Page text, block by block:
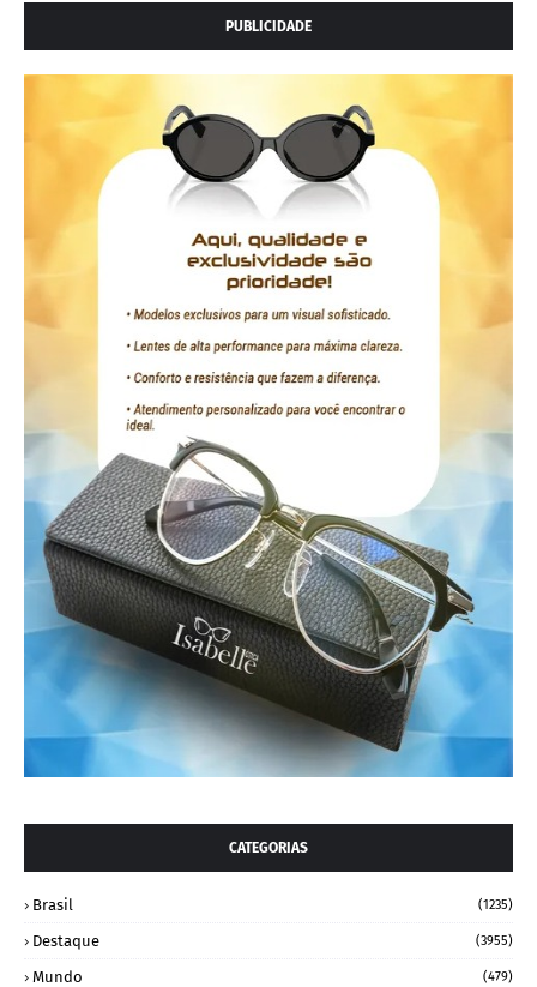
PUBLICIDADE
CATEGORIAS
Brasil (1235)
Destaque (3955)
Mundo (479)